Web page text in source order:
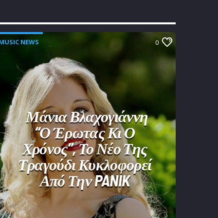
NEWS 0
Μάνια Βλαχογιάννη
“Ο Έρωτας Κι Ο
Χρόνος”, Το Νέο Της
Τραγούδι Κυκλοφορεί
Από Την PANIK